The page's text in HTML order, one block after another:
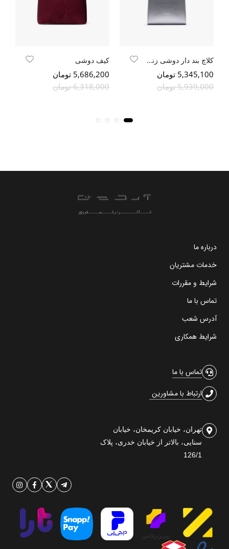
کلاچ بند دار دوشی زنانه
5,345,100 تومان
5,939,000 تومان
کیف دوشی
5,686,200 تومان
6,318,000 تومان
درباره ما
خدمات مشتریان
شرایط و مقررات
تماس با ما
آدرس شعب
شرایط همکاری
تماس با ما
ارتباط با مشاورین
تهران، خیابان کریمخان، خیابان
سنایی، بالاتر از خیابان خدری، پلاک
126/1